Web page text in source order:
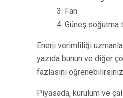
3. Fan
4. Güneş soğutma
Enerji verimliliği
yazıda bunun ve diğer
fazlasını
Piyasada, kurulum ve